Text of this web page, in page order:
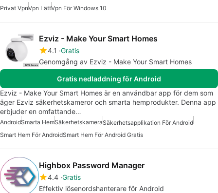
Privat VpnVpn LättVpn För Windows 10
Ezviz - Make Your Smart Homes
4.1 Gratis
Genomgång av Ezviz - Make Your Smart Homes
Gratis nedladdning för Android
Ezviz - Make Your Smart Homes är en användbar app för dem som
äger Ezviz säkerhetskameror och smarta hemprodukter. Denna app
erbjuder en omfattande…
AndroidSmarta HemSäkerhetskameraSäkerhetsapplikation För Android
Smart Hem För AndroidSmart Hem För Android Gratis
Highbox Password Manager
4.4 Gratis
Effektiv lösenordshanterare för Android